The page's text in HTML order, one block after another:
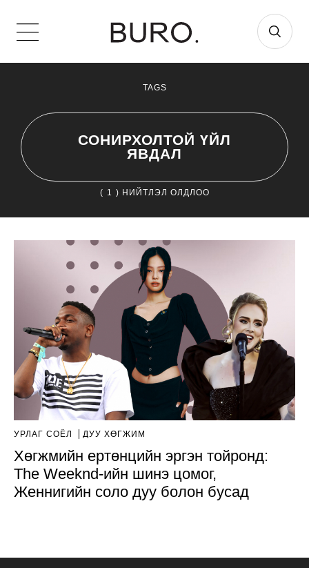
TAGS
СОНИРХОЛТОЙ ҮЙЛ
ЯВДАЛ
( 1 ) НИЙТЛЭЛ ОЛДЛОО
УРЛАГ СОЁЛ ДУУ ХӨГЖИМ
Хөгжмийн ертөнцийн эргэн тойронд:
The Weeknd-ийн шинэ цомог,
Женнигийн соло дуу болон бусад